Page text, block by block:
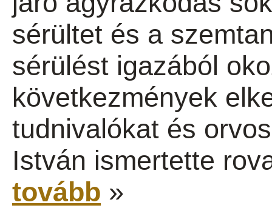
sérültet és a
sérülést igazából
következmények
tudnivalókat és
István ismertette
tovább »